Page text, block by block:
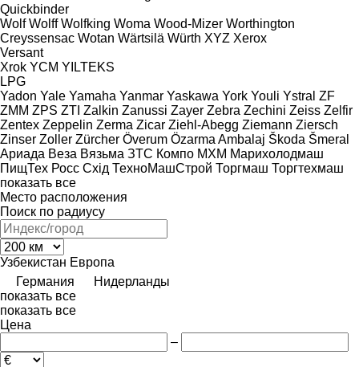
Quickbinder
Wolf Wolff Wolfking Woma Wood-Mizer Worthington
Creyssensac Wotan Wärtsilä Würth XYZ Xerox
Versant
Xrok YCM YILTEKS
LPG
Yadon Yale Yamaha Yanmar Yaskawa York Youli Ystral ZF
ZMM ZPS ZTI Zalkin Zanussi Zayer Zebra Zechini Zeiss Zelfir
Zentex Zeppelin Zerma Zicar Ziehl-Abegg Ziemann Ziersch
Zinser Zoller Zürcher Överum Özarma Ambalaj Škoda Šmeral
Ариада Веза Вязьма ЗТС Компо МХМ Марихолодмаш
ПищТех Росс Схід ТехноМашСтрой Торгмаш Торгтехмаш
показать все
Место расположения
Поиск по радиусу
Узбекистан Европа
Германия
Нидерланды
показать все
показать все
Цена
–